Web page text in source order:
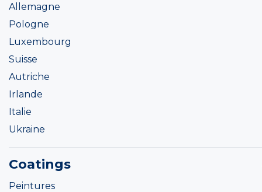
Allemagne
Pologne
Luxembourg
Suisse
Autriche
Irlande
Italie
Ukraine
Coatings
Peintures